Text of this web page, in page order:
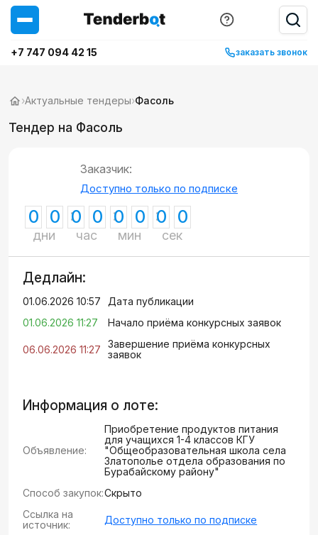
+7 747 094 42 15 заказать звонок
›Актуальные тендеры›Фасоль
Тендер на Фасоль
Заказчик:
Доступно только по подписке
0 0
дни
0 0
час
0 0
мин
0 0
сек
Дедлайн:
01.06.2026 10:57
Дата публикации
01.06.2026 11:27
Начало приёма конкурсных заявок
06.06.2026 11:27
Завершение приёма конкурсных
заявок
Информация о лоте:
Объявление:
Приобретение продуктов питания
для учащихся 1-4 классов КГУ
"Общеобразовательная школа села
Златополье отдела образования по
Бурабайскому району"
Способ закупок:Скрыто
Ссылка на
источник:
Доступно только по подписке